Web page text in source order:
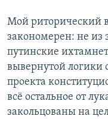
Мой риторический
закономерен: не из
путинские
вывернутой логики
проекта
всё остальное от
закольцованы на